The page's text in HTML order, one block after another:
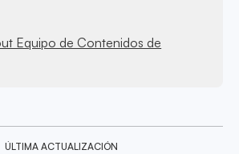
Equipo de Contenidos de
ÚLTIMA ACTUALIZACIÓN